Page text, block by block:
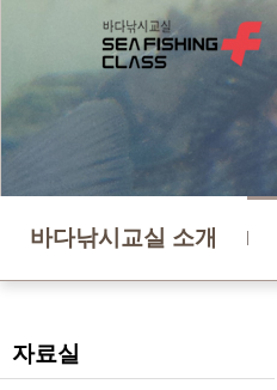
바다낚시교실 소개
자료실